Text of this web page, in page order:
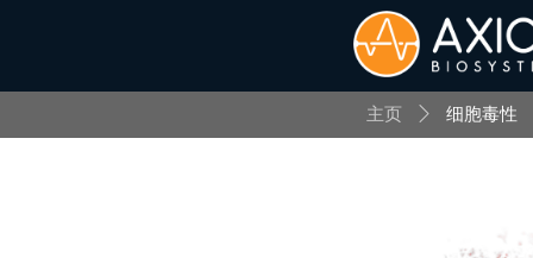
主页 ꄲ 细胞毒性